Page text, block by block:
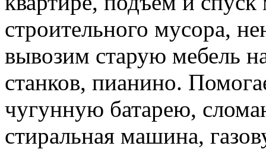
строительного мусора,
вывозим старую мебель
станков, пианино.
чугунную батарею,
стиральная машина,